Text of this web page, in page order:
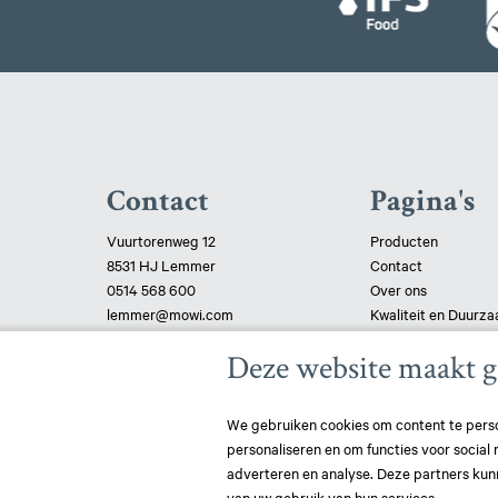
Contact
Vuurtorenweg 12
8531 HJ Lemmer
0514 568 600
lemmer@mowi.com
Pagina's
Producten
Contact
Over ons
Kwaliteit en
Certificaten
Privacy verklaring
Deze website maakt
We gebruiken cookies om content te
personaliseren en om functies voor
adverteren en analyse. Deze partners